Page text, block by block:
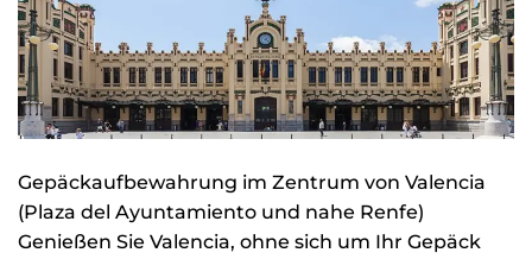
Gepäckaufbewahrung im Zentrum von Valencia
(Plaza del Ayuntamiento und nahe Renfe)
Genießen Sie Valencia, ohne sich um Ihr Gepäck